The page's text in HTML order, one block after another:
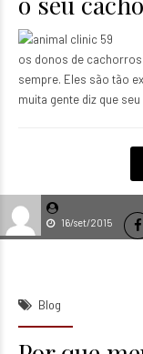
16/set/2015
os donos de
sempre. Eles são tão
muita gente diz que
Blog